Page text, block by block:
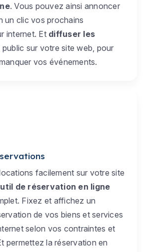
. Vous pouvez ainsi annoncer
un clic vos prochains
internet. Et diffuser les
sur votre site web, pour
vos événements.
facilement sur votre site
de réservation en ligne
Fixez et affichez un
de vos biens et services
selon vos contraintes et
permettez la réservation en